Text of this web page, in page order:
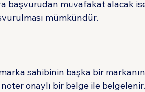
başvurudan muvafakat alacak
mümkündür.
sahibinin başka bir
onaylı bir belge ile